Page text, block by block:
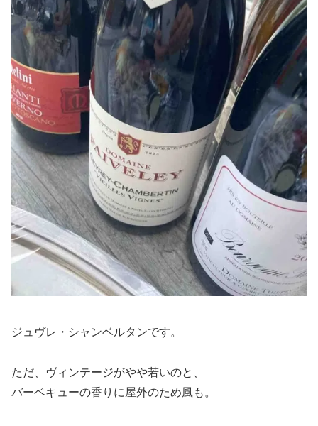
ジュヴレ・シャンベルタンです。
ただ、ヴィンテージがやや若いのと、
バーベキューの香りに屋外のため風も。